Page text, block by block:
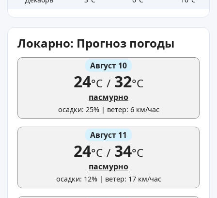
Локарно: Прогноз погоды
Август 10
24°C / 32°C
пасмурно
осадки: 25% | ветер: 6 км/час
Август 11
24°C / 34°C
пасмурно
осадки: 12% | ветер: 17 км/час